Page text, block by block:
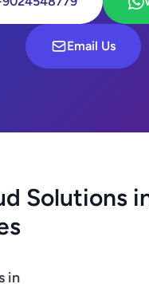
Email Us
Solutions
in